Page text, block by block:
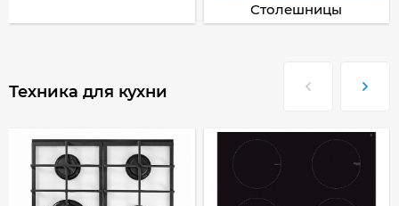
Столешницы
Техника для кухни